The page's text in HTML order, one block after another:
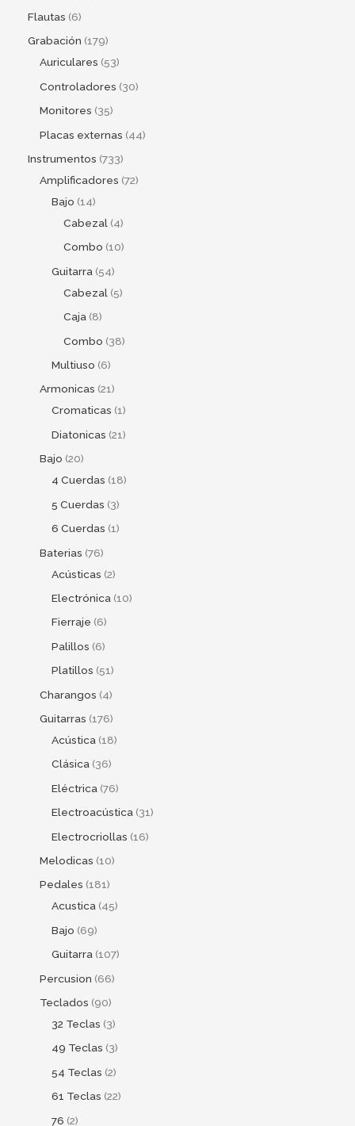
Flautas 6
Grabación 179
Auriculares 53
Controladores 30
Monitores 35
Placas externas 44
Instrumentos 733
Amplificadores 72
Bajo 14
Cabezal 4
Combo 10
Guitarra 54
Cabezal 5
Caja 8
Combo 38
Multiuso 6
Armonicas 21
Cromaticas 1
Diatonicas 21
Bajo 20
4 Cuerdas 18
5 Cuerdas 3
6 Cuerdas 1
Baterias 76
Acústicas 2
Electrónica 10
Fierraje 6
Palillos 6
Platillos 51
Charangos 4
Guitarras 176
Acústica 18
Clásica 36
Eléctrica 76
Electroacústica 31
Electrocriollas 16
Melodicas 10
Pedales 181
Acustica 45
Bajo 69
Guitarra 107
Percusion 66
Teclados 90
32 Teclas 3
49 Teclas 3
54 Teclas 2
61 Teclas 22
76 2